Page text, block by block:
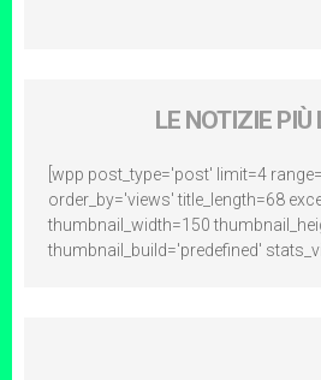
LE NOTIZIE PIÙ
[wpp post_type='post' limit=4
order_by='views' title_length=68
thumbnail_width=150
thumbnail_build='predefined'